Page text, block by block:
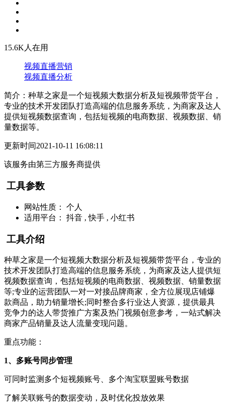
15.6K人在用
视频直播营销
视频直播分析
简介：种草之家是一个短视频大数据分析及短视频带货平台，
专业的技术开发团队打造高端的信息服务系统，为商家及达人
提供短视频数据查询，包括短视频的电商数据、视频数据、销
量数据等。
更新时间2021-10-11 16:08:11
该服务由第三方服务商提供
工具参数
网站性质：
个人
适用平台：
抖音 , 快手 , 小红书
工具介绍
种草之家是一个短视频大数据分析及短视频带货平台，专业的
技术开发团队打造高端的信息服务系统，为商家及达人提供短
视频数据查询，包括短视频的电商数据、视频数据、销量数据
等;专业的运营团队一对一对接品牌商家，全方位展现店铺爆
款商品，助力销量增长;同时整合多行业达人资源，提供最具
竞争力的达人带货推广方案及热门视频创意参考，一站式解决
商家产品销量及达人流量变现问题。
重点功能：
1、多账号同步管理
可同时监测多个短视频账号、多个淘宝联盟账号数据
了解关联账号的数据变动，及时优化投放效果